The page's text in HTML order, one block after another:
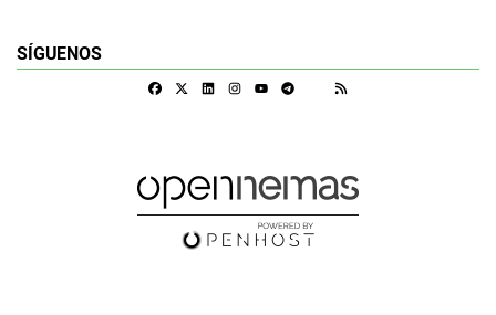
SÍGUENOS
FacebookLinkedinInstagramTelegram
Google Discover